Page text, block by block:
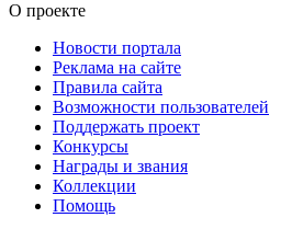
О проекте
Новости портала
Реклама на сайте
Правила сайта
Возможности пользователей
Поддержать проект
Конкурсы
Награды и звания
Коллекции
Помощь